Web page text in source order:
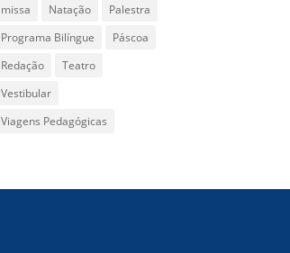
missa
Natação
Palestra
Programa Bilíngue
Páscoa
Redação
Teatro
Vestibular
Viagens Pedagógicas